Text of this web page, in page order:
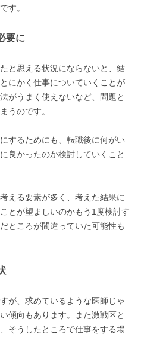
す。
要に
と思える状況にならないと、結
にかく仕事についていくことが
がうまく使えないなど、問題と
うのです。
するためにも、転職後に何がい
良かったのか検討していくこと
える要素が多く、考えた結果に
とが望ましいのかもう1度検討す
ところが間違っていた可能性も
が、求めているような医師じゃ
傾向もあります。また激戦区と
そうしたところで仕事をする場